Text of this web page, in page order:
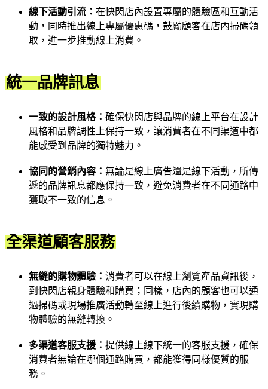
線下活動引流： 在快閃店內設置專屬的體驗區和互動活
動，同時推出線上專屬優惠碼，鼓勵顧客在店內掃碼領
取，進一步推動線上消費。
統一品牌訊息
一致的設計風格： 確保快閃店與品牌的線上平台在設計
風格和品牌調性上保持一致，讓消費者在不同渠道中都
能感受到品牌的獨特魅力。
協同的營銷內容： 無論是線上廣告還是線下活動，所傳
遞的品牌訊息都應保持一致，避免消費者在不同通路中
獲取不一致的信息。
全渠道顧客服務
無縫的購物體驗： 消費者可以在線上瀏覽產品資訊後，
到快閃店親身體驗和購買；同樣，店內的顧客也可以通
過掃碼或現場推廣活動轉至線上進行後續購物，實現購
物體驗的無縫轉換。
多渠道客服支援： 提供線上線下統一的客服支援，確保
消費者無論在哪個通路購買，都能獲得同樣優質的服
務。